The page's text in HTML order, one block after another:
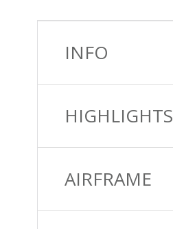
INFO
HIGHLIGHTS
AIRFRAME